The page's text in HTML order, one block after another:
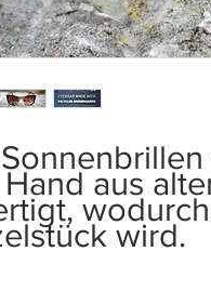
aus
wird.